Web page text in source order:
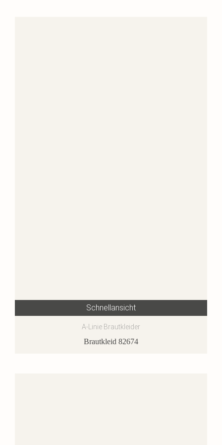
Schnellansicht
A-Linie Brautkleider
Brautkleid 82674